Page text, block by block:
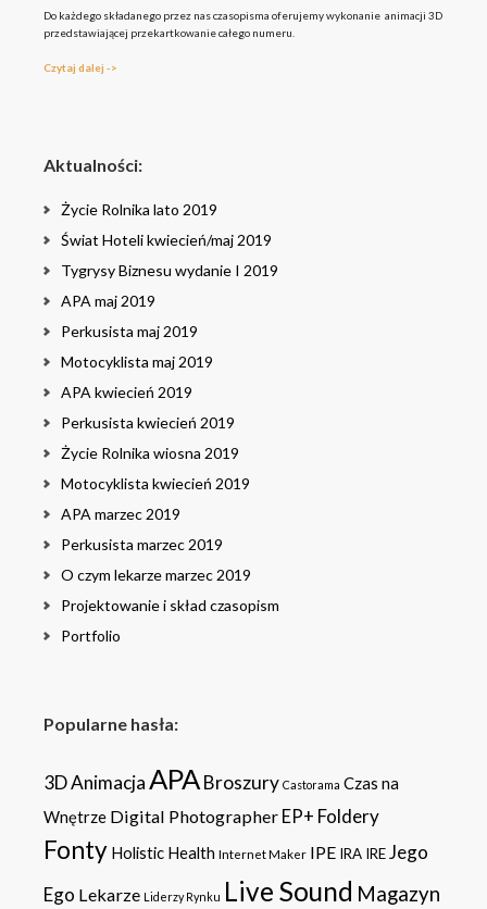
Do każdego składanego przez nas czasopisma oferujemy wykonanie animacji 3D
przedstawiającej przekartkowanie całego numeru.
Czytaj dalej ->
Aktualności:
Życie Rolnika lato 2019
Świat Hoteli kwiecień/maj 2019
Tygrysy Biznesu wydanie I 2019
APA maj 2019
Perkusista maj 2019
Motocyklista maj 2019
APA kwiecień 2019
Perkusista kwiecień 2019
Życie Rolnika wiosna 2019
Motocyklista kwiecień 2019
APA marzec 2019
Perkusista marzec 2019
O czym lekarze marzec 2019
Projektowanie i skład czasopism
Portfolio
Popularne hasła:
3DAnimacjaAPABroszury Castorama Czas na
Wnętrze Digital Photographer EP+ Foldery
Fonty Holistic Health Internet Maker IPE IRA IREJego
Ego Lekarze Liderzy Rynku Live Sound Magazyn